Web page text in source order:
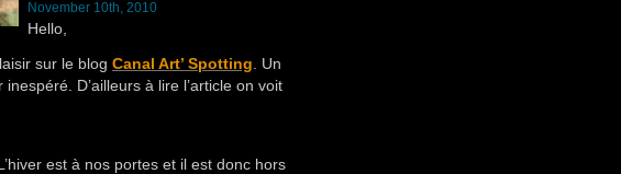
November 10th, 2010
Hello,
sur le blog Canal Art’ Spotting . Un
D’ailleurs à lire l’article on voit
est à nos portes et il est donc hors